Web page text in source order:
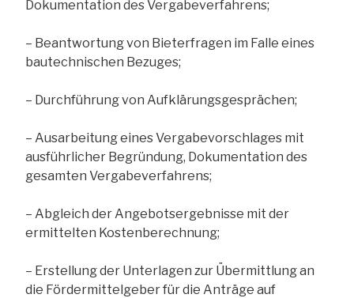
Dokumentation des Vergabeverfahrens;
– Beantwortung von Bieterfragen im Falle eines
bautechnischen Bezuges;
– Durchführung von Aufklärungsgesprächen;
– Ausarbeitung eines Vergabevorschlages mit
ausführlicher Begründung, Dokumentation des
gesamten Vergabeverfahrens;
– Abgleich der Angebotsergebnisse mit der
ermittelten Kostenberechnung;
– Erstellung der Unterlagen zur Übermittlung an
die Fördermittelgeber für die Anträge auf